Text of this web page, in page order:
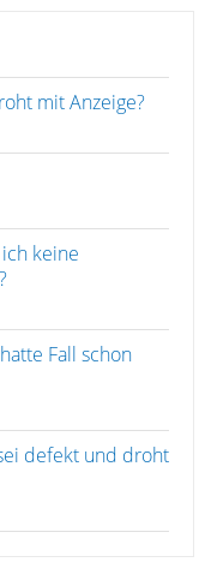
mit Anzeige?
keine
Fall schon
defekt und droht